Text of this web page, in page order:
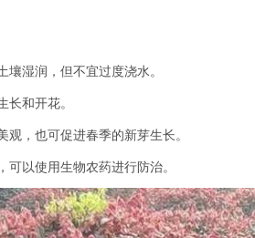
湿润，但不宜过度浇水。
和开花。
，也可促进春季的新芽生长。
以使用生物农药进行防治。